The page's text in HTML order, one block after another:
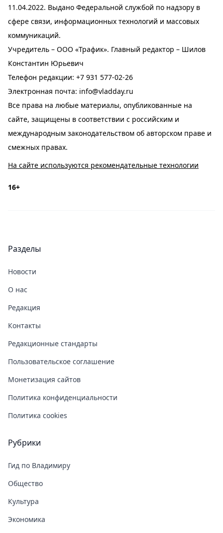
11.04.2022. Выдано Федеральной службой по надзору в
сфере связи, информационных технологий и массовых
коммуникаций.
Учредитель – ООО «Трафик». Главный редактор – Шилов
Константин Юрьевич
Телефон редакции: +7 931 577-02-26
Электронная почта: info@vladday.ru
Все права на любые материалы, опубликованные на
сайте, защищены в соответствии с российским и
международным законодательством об авторском праве и
смежных правах.
На сайте используются рекомендательные технологии
16+
Разделы
Новости
О нас
Редакция
Контакты
Редакционные стандарты
Пользовательское соглашение
Монетизация сайтов
Политика конфиденциальности
Политика cookies
Рубрики
Гид по Владимиру
Общество
Культура
Экономика